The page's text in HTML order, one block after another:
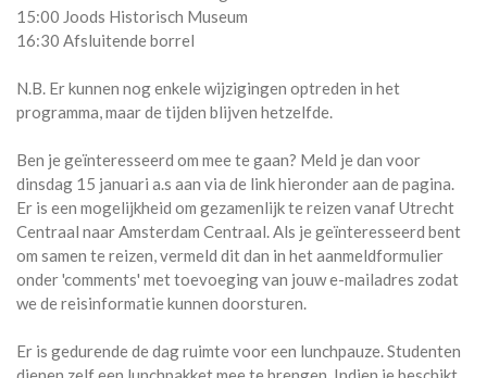
15:00 Joods Historisch Museum
16:30 Afsluitende borrel
N.B. Er kunnen nog enkele wijzigingen optreden in het
programma, maar de tijden blijven hetzelfde.
Ben je geïnteresseerd om mee te gaan? Meld je dan voor
dinsdag 15 januari a.s aan via de link hieronder aan de pagina.
Er is een mogelijkheid om gezamenlijk te reizen vanaf Utrecht
Centraal naar Amsterdam Centraal. Als je geïnteresseerd bent
om samen te reizen, vermeld dit dan in het aanmeldformulier
onder 'comments' met toevoeging van jouw e-mailadres zodat
we de reisinformatie kunnen doorsturen.
Er is gedurende de dag ruimte voor een lunchpauze. Studenten